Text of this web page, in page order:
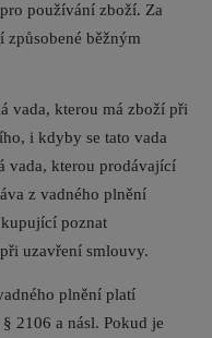
používání zboží. Za
běžným
kterou má zboží při
i kdyby se tato vada
vada, kterou prodávající
z vadného plnění
poznat
uzavření smlouvy.
plnění platí
2106 a násl. Pokud je